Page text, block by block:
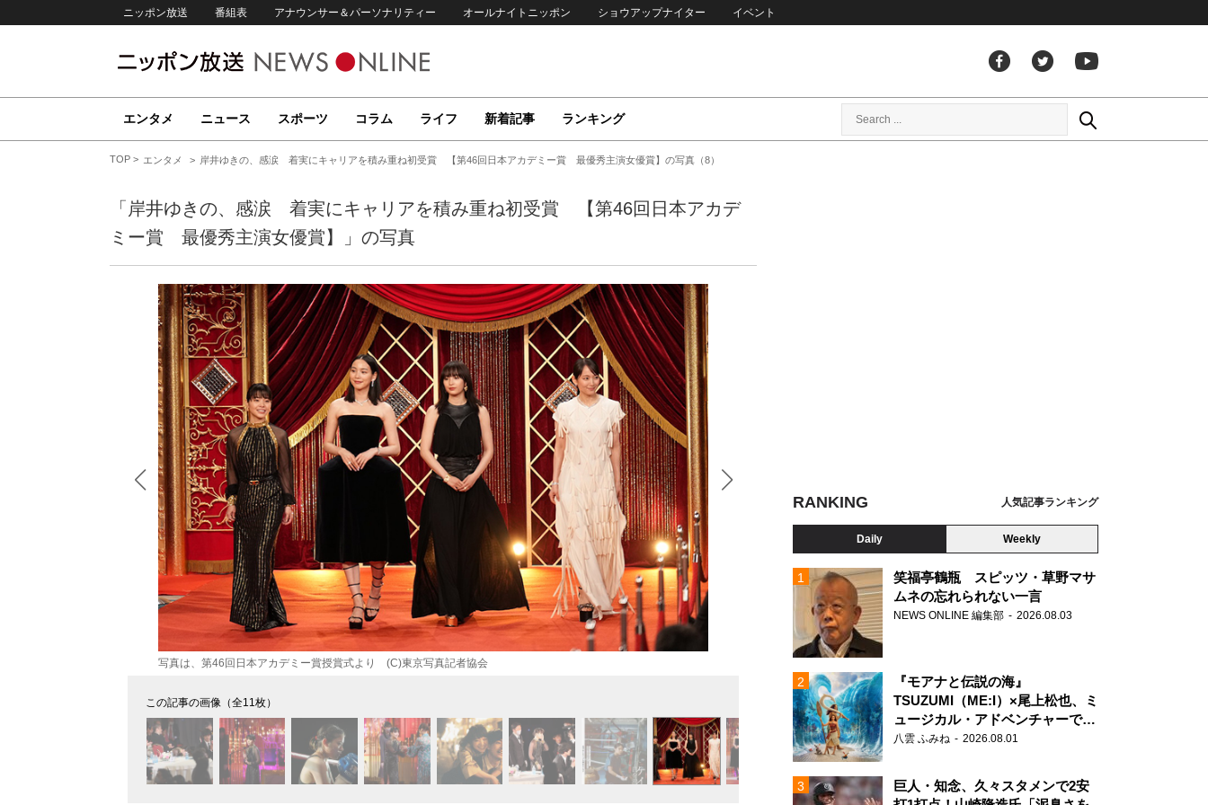
ニッポン放送 番組表 アナウンサー＆パーソナリティー オールナイトニッポン ショウアップナイター イベント
エンタメ ニュース スポーツ コラム ライフ 新着記事 ランキング
TOP エンタメ 岸井ゆきの、感涙 着実にキャリアを積み重ね初受賞 【第46回日本アカデミー賞 最優秀主演女優賞】の写真（8）
「岸井ゆきの、感涙 着実にキャリアを積み重ね初受賞 【第46回日本アカデ
ミー賞 最優秀主演女優賞】」の写真
写真は、第46回日本アカデミー賞授賞式より (C)東京写真記者協会
写真は、第46回日本アカデミー賞授賞式より (C)東京写真記者協会
この記事の画像（全11枚）
RANKING 人気記事ランキング
Daily Weekly
笑福亭鶴瓶 スピッツ・草野マサ
ムネの忘れられない一言
NEWS ONLINE 編集部 2026.08.03
『モアナと伝説の海』
TSUZUMI（ME:I）×尾上松也、ミ
ュージカル・アドベンチャーで美
声を響かせる
八雲 ふみね 2026.08.01
巨人・知念、久々スタメンで2安